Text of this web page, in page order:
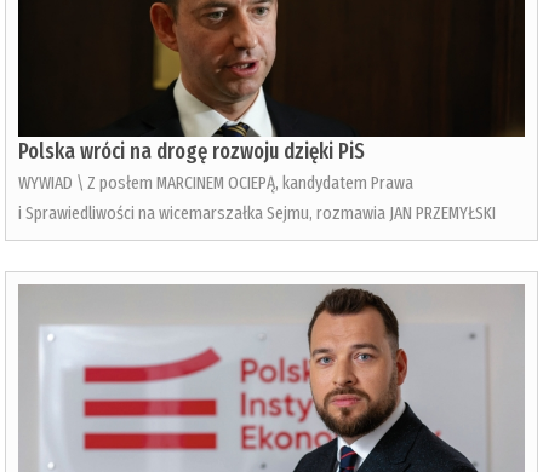
Polska wróci na drogę rozwoju dzięki PiS
WYWIAD \ Z posłem MARCINEM OCIEPĄ, kandydatem Prawa
i Sprawiedliwości na wicemarszałka Sejmu, rozmawia JAN PRZEMYŁSKI